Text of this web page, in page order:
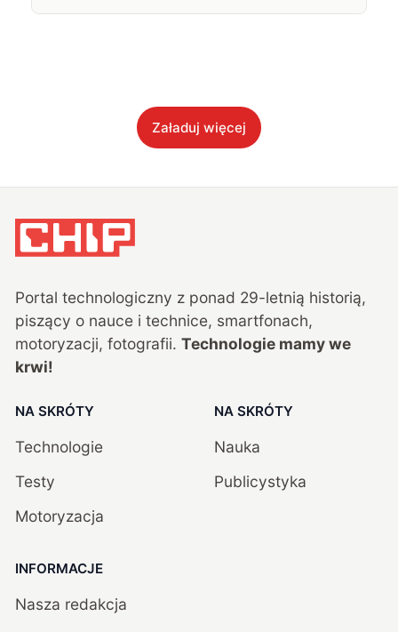
Załaduj więcej
Portal technologiczny z ponad 29-letnią historią,
piszący o nauce i technice, smartfonach,
motoryzacji, fotografii. Technologie mamy we
krwi!
NA SKRÓTY
Technologie
Testy
Motoryzacja
NA SKRÓTY
Nauka
Publicystyka
INFORMACJE
Nasza redakcja